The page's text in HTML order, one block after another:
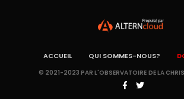
ACCUEIL QUI SOMMES-NOUS?
© 2021-2023 PAR L'OBSERVATOIRE DE LA